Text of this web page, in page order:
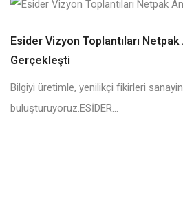
Esider Vizyon Toplantıları Netpak
Gerçekleşti
Bilgiyi üretimle, yenilikçi fikirleri
buluşturuyoruz.ESİDER...